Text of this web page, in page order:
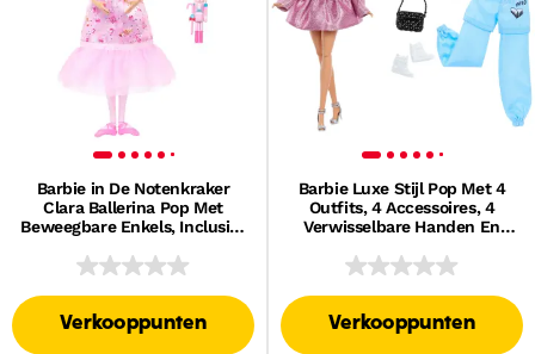
Barbie in De Notenkraker
Clara Ballerina Pop Met
Beweegbare Enkels, Inclusief
Verkooppunten
Barbie Luxe Stijl Pop Met 4
Outfits, 4 Accessoires, 4
Verwisselbare Handen En
Verkooppunten